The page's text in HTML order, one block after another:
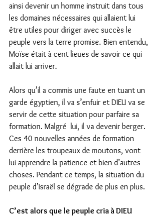
ainsi devenir un homme instruit dans tous
les domaines nécessaires qui allaient lui
être utiles pour diriger avec succès le
peuple vers la terre promise. Bien entendu,
Moïse était à cent lieues de savoir ce qui
allait lui arriver.
Alors qu’il a commis une faute en tuant un
garde égyptien, il va s’enfuir et DIEU va se
servir de cette situation pour parfaire sa
formation. Malgré  lui, il va devenir berger.
Ces 40 nouvelles années de formation
derrière les troupeaux de moutons, vont
lui apprendre la patience et bien d’autres
choses. Pendant ce temps, la situation du
peuple d’Israël se dégrade de plus en plus.
C’est alors que le peuple cria à DIEU